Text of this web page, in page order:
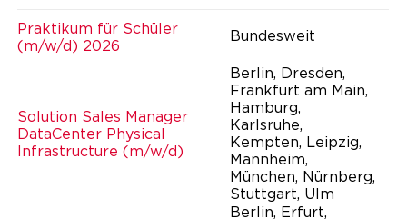
Praktikum für Schüler
(m/w/d) 2026
Bundesweit
Solution Sales Manager
DataCenter Physical
Infrastructure (m/w/d)
Berlin, Dresden,
Frankfurt am Main,
Hamburg,
Karlsruhe,
Kempten, Leipzig,
Mannheim,
München, Nürnberg,
Stuttgart, Ulm
Berlin, Erfurt,